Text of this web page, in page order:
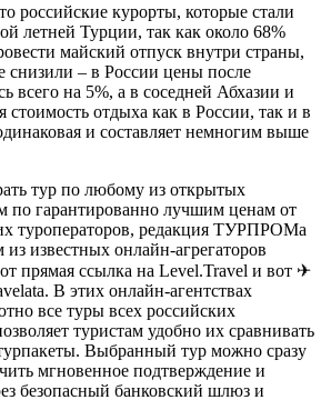
российские курорты, которые стали
летней Турции, так как около 68%
майский отпуск внутри страны,
снизили – в России цены после
всего на 5%, а в соседней Абхазии и
стоимость отдыха как в России, так и в
и составляет немногим выше
тур по любому из открытых
по гарантированно лучшим ценам от
туроператоров, редакция ТУРПРОМа
известных онлайн-агрегаторов
прямая ссылка на Level.Travel и вот ✈
В этих онлайн-агентствах
все туры всех российских
туристам удобно их сравнивать
Выбранный тур можно сразу
мгновенное подтверждение и
безопасный банковский шлюз и